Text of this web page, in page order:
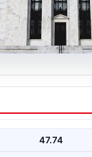
tuttu
Bankası Faiz
47.74